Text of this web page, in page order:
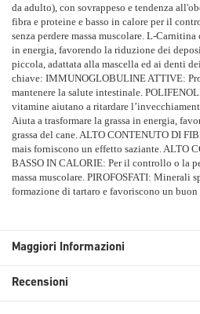
da adulto), con sovrappeso e tendenza
fibra e proteine e basso in calore per il
senza perdere massa muscolare. L-Carnitina
in energia, favorendo la riduzione dei
piccola, adattata alla mascella ed ai denti
chiave: IMMUNOGLOBULINE ATTIVE:
mantenere la salute intestinale.
vitamine aiutano a ritardare
Aiuta a trasformare la grassa in energia,
grassa del cane. ALTO CONTENUTO DI
mais forniscono un effetto saziante. ALTO
BASSO IN CALORIE: Per il controllo o la
massa muscolare. PIROFOSFATI: Minerali
formazione di tartaro e favoriscono un buon
Maggiori Informazioni
Recensioni